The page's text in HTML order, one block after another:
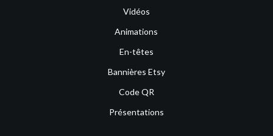
Vidéos
Animations
En-têtes
Bannières Etsy
Code QR
Présentations